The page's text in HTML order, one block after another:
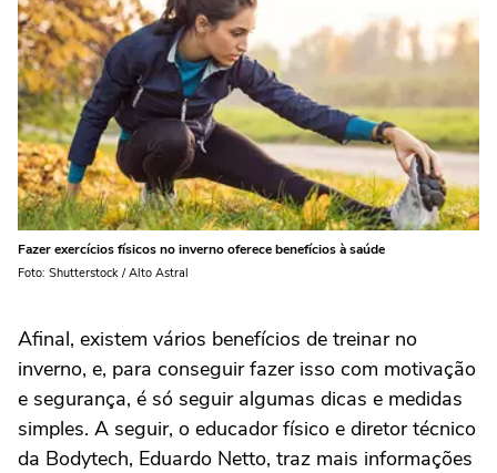
Fazer exercícios físicos no inverno oferece benefícios à saúde
Foto: Shutterstock / Alto Astral
Afinal, existem vários benefícios de treinar no
inverno, e, para conseguir fazer isso com motivação
e segurança, é só seguir algumas dicas e medidas
simples. A seguir, o educador físico e diretor técnico
da Bodytech, Eduardo Netto, traz mais informações